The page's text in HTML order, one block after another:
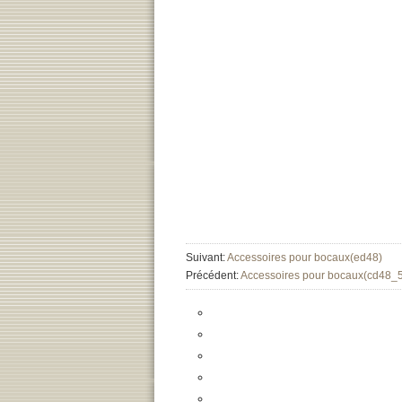
Suivant:Accessoires pour bocaux(ed48)
Précédent:Accessoires pour